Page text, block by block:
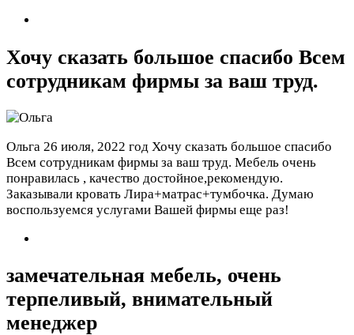
Хочу сказать большое спасибо Всем
сотрудникам фирмы за ваш труд.
Ольга 26 июля, 2022 год Хочу сказать большое спасибо
Всем сотрудникам фирмы за ваш труд. Мебель очень
понравилась , качество достойное,рекомендую.
Заказывали кровать Лира+матрас+тумбочка. Думаю
воспользуемся услугами Вашей фирмы еще раз!
замечательная мебель, очень
терпеливый, внимательный
менеджер